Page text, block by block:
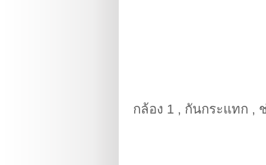
กล้อง 1 , กันกระแทก ,